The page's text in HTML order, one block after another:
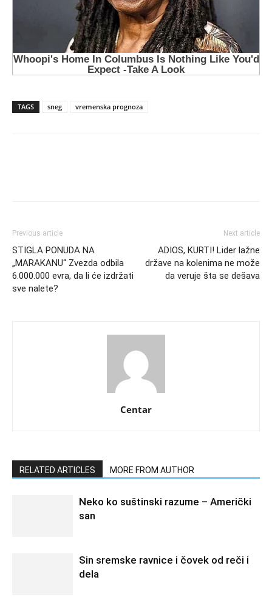
TAGS sneg vremenska prognoza
Previous article
STIGLA PONUDA NA
„MARAKANU“ Zvezda odbila
6.000.000 evra, da li će izdržati
sve nalete?
Next article
ADIOS, KURTI! Lider lažne
države na kolenima ne može
da veruje šta se dešava
Centar
RELATED ARTICLES MORE FROM AUTHOR
Neko ko suštinski razume – Američki
san
Sin sremske ravnice i čovek od reči i
dela